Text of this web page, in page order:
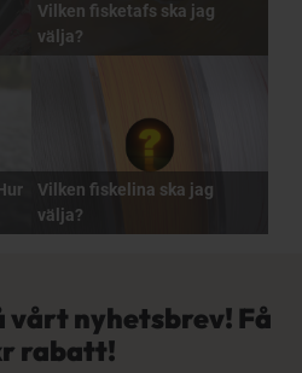
Vilken fisketafs ska jag
välja?
Vilken fiskelina ska jag
välja?
vårt nyhetsbrev! Få
rabatt!